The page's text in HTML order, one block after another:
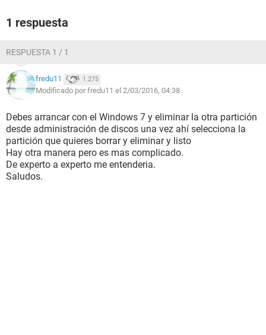
1 respuesta
RESPUESTA 1 / 1
fredu11 1.275
Modificado por fredu11 el 2/03/2016, 04:38
Debes arrancar con el Windows 7 y eliminar la otra partición
desde administración de discos una vez ahí selecciona la
partición que quieres borrar y eliminar y listo
Hay otra manera pero es mas complicado.
De experto a experto me entenderia.
Saludos.